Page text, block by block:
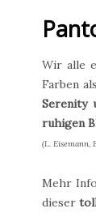
Wir alle
Farben
Serenity
ruhigen
(L. Eisemann,
Mehr
dieser